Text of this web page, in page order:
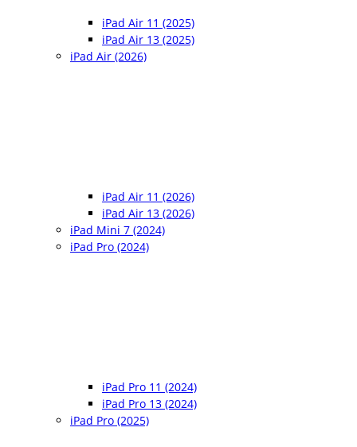
iPad Air 11 (2025)
iPad Air 13 (2025)
iPad Air (2026)
iPad Air 11 (2026)
iPad Air 13 (2026)
iPad Mini 7 (2024)
iPad Pro (2024)
iPad Pro 11 (2024)
iPad Pro 13 (2024)
iPad Pro (2025)